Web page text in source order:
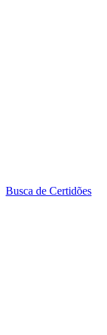
Busca de Certidões